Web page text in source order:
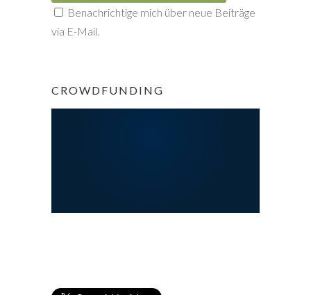
Benachrichtige mich über neue Beiträge
via E-Mail.
CROWDFUNDING